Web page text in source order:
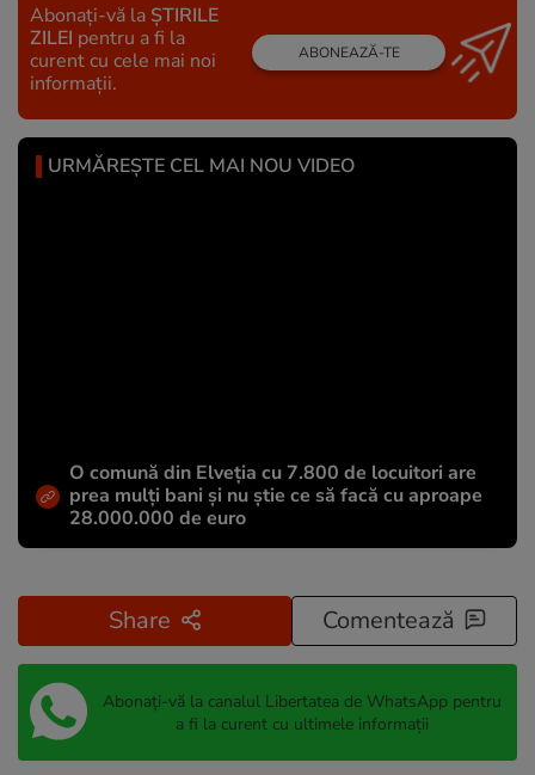
Abonați-vă la ȘTIRILE
ZILEI pentru a fi la
curent cu cele mai noi
informații.
ABONEAZĂ-TE
URMĂREȘTE CEL MAI NOU VIDEO
O comună din Elveția cu 7.800 de locuitori are
prea mulți bani și nu știe ce să facă cu aproape
28.000.000 de euro
Share Comentează
Abonați-vă la canalul Libertatea de WhatsApp pentru
a fi la curent cu ultimele informații